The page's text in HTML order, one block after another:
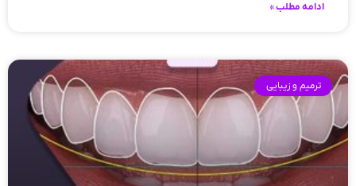
ادامه مطلب »
ترمیم و زیبایی